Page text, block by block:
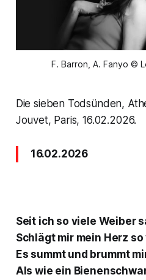
F. Barron, A. Fanyo ©
Die sieben Todsünden,
Jouvet, Paris, 16.02.2026.
16.02.2026
Seit ich so viele Weiber
Schlägt mir mein Herz so
Es summt und brummt
Als wie ein